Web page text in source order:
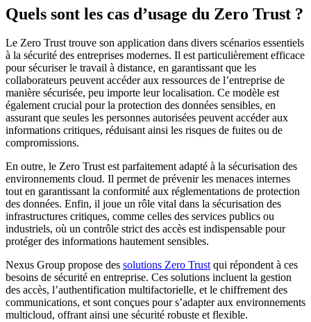
Quels sont les cas d’usage du Zero Trust ?
Le Zero Trust trouve son application dans divers scénarios essentiels
à la sécurité des entreprises modernes. Il est particulièrement efficace
pour sécuriser le travail à distance, en garantissant que les
collaborateurs peuvent accéder aux ressources de l’entreprise de
manière sécurisée, peu importe leur localisation. Ce modèle est
également crucial pour la protection des données sensibles, en
assurant que seules les personnes autorisées peuvent accéder aux
informations critiques, réduisant ainsi les risques de fuites ou de
compromissions.
En outre, le Zero Trust est parfaitement adapté à la sécurisation des
environnements cloud. Il permet de prévenir les menaces internes
tout en garantissant la conformité aux réglementations de protection
des données. Enfin, il joue un rôle vital dans la sécurisation des
infrastructures critiques, comme celles des services publics ou
industriels, où un contrôle strict des accès est indispensable pour
protéger des informations hautement sensibles.
Nexus Group propose des solutions Zero Trustqui répondent à ces
besoins de sécurité en entreprise. Ces solutions incluent la gestion
des accès, l’authentification multifactorielle, et le chiffrement des
communications, et sont conçues pour s’adapter aux environnements
multicloud, offrant ainsi une sécurité robuste et flexible.